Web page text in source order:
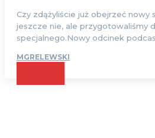
Czy zdążyliście już obejrzeć nowy
jeszcze nie, ale przygotowaliśmy
specjalnego.Nowy odcinek
MGRELEWSKI